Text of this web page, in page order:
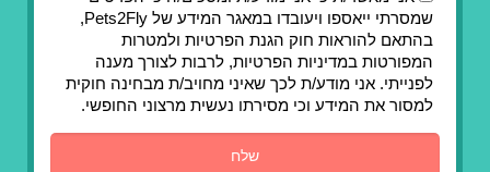
שמסרתי ייאספו ויעובדו במאגר המידע של Pets2Fly,
בהתאם להוראות חוק הגנת הפרטיות ולמטרות
המפורטות במדיניות הפרטיות, לרבות לצורך מענה
לפנייתי. אני מודע/ת לכך שאיני מחויב/ת מבחינה חוקית
למסור את המידע וכי מסירתו נעשית מרצוני החופשי.